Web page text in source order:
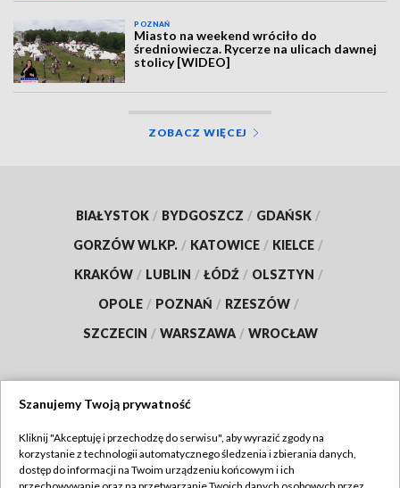
POZNAŃ
Miasto na weekend wróciło do
średniowiecza. Rycerze na ulicach dawnej
stolicy [WIDEO]
ZOBACZ WIĘCEJ
BIAŁYSTOK / BYDGOSZCZ / GDAŃSK /
GORZÓW WLKP. / KATOWICE / KIELCE /
KRAKÓW / LUBLIN / ŁÓDŹ / OLSZTYN /
OPOLE / POZNAŃ / RZESZÓW /
SZCZECIN / WARSZAWA / WROCŁAW
TVP
Szanujemy Twoją prywatność
Kliknij "Akceptuję i przechodzę do serwisu", aby wyrazić zgody na
korzystanie z technologii automatycznego śledzenia i zbierania danych,
dostęp do informacji na Twoim urządzeniu końcowym i ich